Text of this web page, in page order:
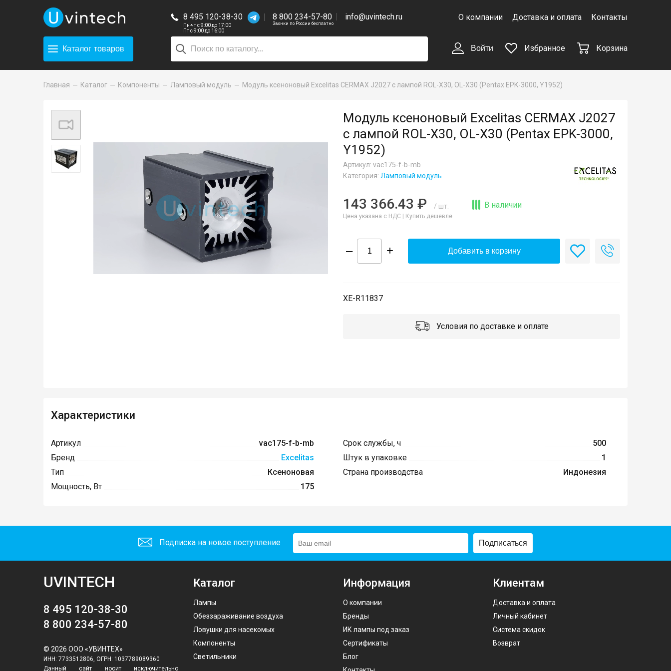
8 495 120-38-30
Пн-чт с 9:00 до 17:00
Пт с 9:00 до 16:00
8 800 234-57-80
Звонки по России бесплатно
info@uvintech.ru О компании Доставка и оплата Контакты
Каталог товаров Войти Избранное Корзина
Главная Каталог Компоненты Ламповый модуль Модуль ксеноновый Excelitas CERMAX J2027 с лампой ROL-X30, OL-X30 (Pentax EPK-3000, Y1952)
Модуль ксеноновый Excelitas CERMAX J2027
с лампой ROL-X30, OL-X30 (Pentax EPK-3000,
Y1952)
Артикул: vac175-f-b-mb
Категория: Ламповый модуль
143 366.43 ₽ / шт.
Цена указана с НДС | Купить дешевле
В наличии
– + Добавить в корзину
XE-R11837
Условия по доставке и оплате
Характеристики
Артикул
vac175-f-b-mb
Бренд
Excelitas
Тип
Ксеноновая
Мощность, Вт
175
Срок службы, ч
500
Штук в упаковке
1
Страна производства
Индонезия
Подписка на новое поступление Подписаться
UVINTECH
8 495 120-38-30
8 800 234-57-80
© 2026 ООО «УВИНТЕХ»
ИНН: 7733512806, ОГРН: 1037789089360
Данный сайт носит исключительно
Каталог
Лампы
Обеззараживание воздуха
Ловушки для насекомых
Компоненты
Светильники
Информация
О компании
Бренды
ИК лампы под заказ
Сертификаты
Блог
Клиентам
Доставка и оплата
Личный кабинет
Система скидок
Возврат